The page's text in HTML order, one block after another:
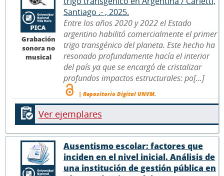
Grabación
sonora no
musical
Santiago .- , 2025.
Entre los años 2020 y 2022 el Estado
argentino habilitó comercialmente el primer
trigo transgénico del planeta. Este hecho ha
resonado profundamente hacía el interior
del país ya que se encargó de cristalizar
profundos impactos estructurales: po[...]
| Repositorio Digital UNVM.
Ver ejemplares
Ausentismo escolar: factores que
inciden en el nivel inicial. Análisis de
una institución de gestión pública en